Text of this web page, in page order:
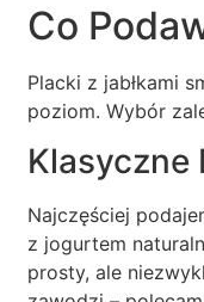
Co
Placki z jabłkami
poziom. Wybór
Klasyczne
Najczęściej
z jogurtem
prosty, ale